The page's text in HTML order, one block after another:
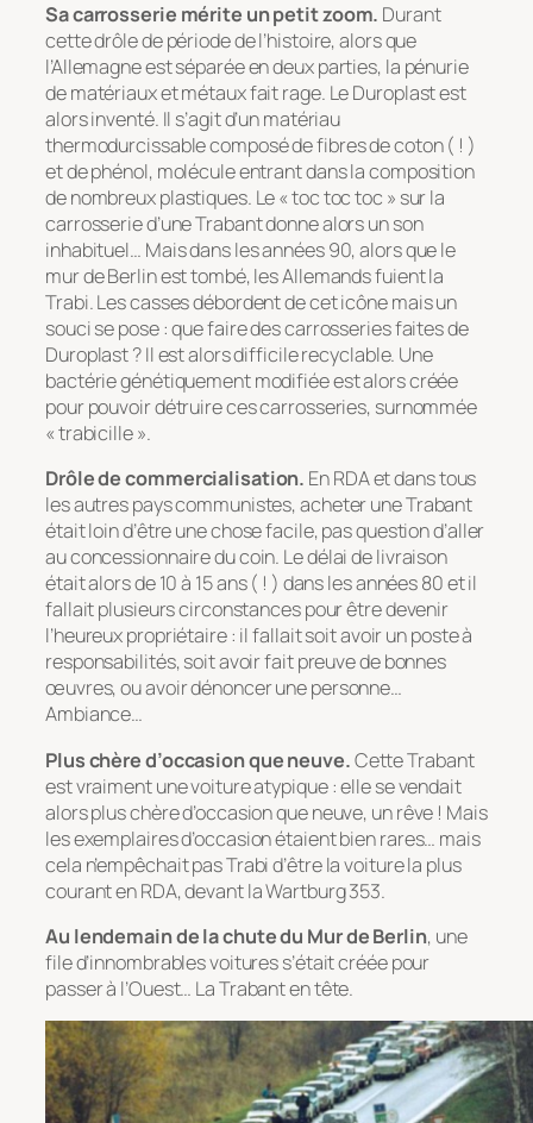
Sa carrosserie mérite un petit zoom. Durant
cette drôle de période de l’histoire, alors que
l’Allemagne est séparée en deux parties, la pénurie
de matériaux et métaux fait rage. Le Duroplast est
alors inventé. Il s’agit d’un matériau
thermodurcissable composé de fibres de coton ( ! )
et de phénol, molécule entrant dans la composition
de nombreux plastiques. Le « toc toc toc » sur la
carrosserie d’une Trabant donne alors un son
inhabituel… Mais dans les années 90, alors que le
mur de Berlin est tombé, les Allemands fuient la
Trabi. Les casses débordent de cet icône mais un
souci se pose : que faire des carrosseries faites de
Duroplast ? Il est alors difficile recyclable. Une
bactérie génétiquement modifiée est alors créée
pour pouvoir détruire ces carrosseries, surnommée
« trabicille ».
Drôle de commercialisation. En RDA et dans tous
les autres pays communistes, acheter une Trabant
était loin d’être une chose facile, pas question d’aller
au concessionnaire du coin. Le délai de livraison
était alors de 10 à 15 ans ( ! ) dans les années 80 et il
fallait plusieurs circonstances pour être devenir
l’heureux propriétaire : il fallait soit avoir un poste à
responsabilités, soit avoir fait preuve de bonnes
œuvres, ou avoir dénoncer une personne…
Ambiance…
Plus chère d’occasion que neuve.Cette Trabant
est vraiment une voiture atypique : elle se vendait
alors plus chère d’occasion que neuve, un rêve ! Mais
les exemplaires d’occasion étaient bien rares… mais
cela n’empêchait pas Trabi d’être la voiture la plus
courant en RDA, devant la Wartburg 353.
Au lendemain de la chute du Mur de Berlin, une
file d’innombrables voitures s’était créée pour
passer à l’Ouest… La Trabant en tête.